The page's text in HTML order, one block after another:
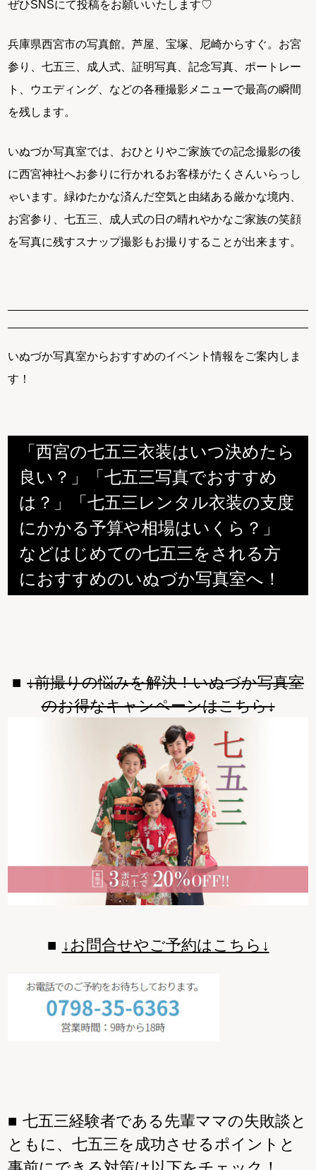
ぜひSNSにて投稿をお願いいたします♡
兵庫県西宮市の写真館。芦屋、宝塚、尼崎からすぐ。お宮
参り、七五三、成人式、証明写真、記念写真、ポートレー
ト、ウエディング、などの各種撮影メニューで最高の瞬間
を残します。
いぬづか写真室では、おひとりやご家族での記念撮影の後
に西宮神社へお参りに行かれるお客様がたくさんいらっし
ゃいます。緑ゆたかな済んだ空気と由緒ある厳かな境内、
お宮参り、七五三、成人式の日の晴れやかなご家族の笑顔
を写真に残すスナップ撮影もお撮りすることが出来ます。
いぬづか写真室からおすすめのイベント情報をご案内しま
す！
「西宮の七五三衣装はいつ決めたら
良い？」「七五三写真でおすすめ
は？」「七五三レンタル衣装の支度
にかかる予算や相場はいくら？」
などはじめての七五三をされる方
におすすめのいぬづか写真室へ！
↓前撮りの悩みを解決！いぬづか写真室
のお得なキャンペーンはこちら↓
↓お問合せやご予約はこちら↓
七五三経験者である先輩ママの失敗談と
ともに、七五三を成功させるポイントと